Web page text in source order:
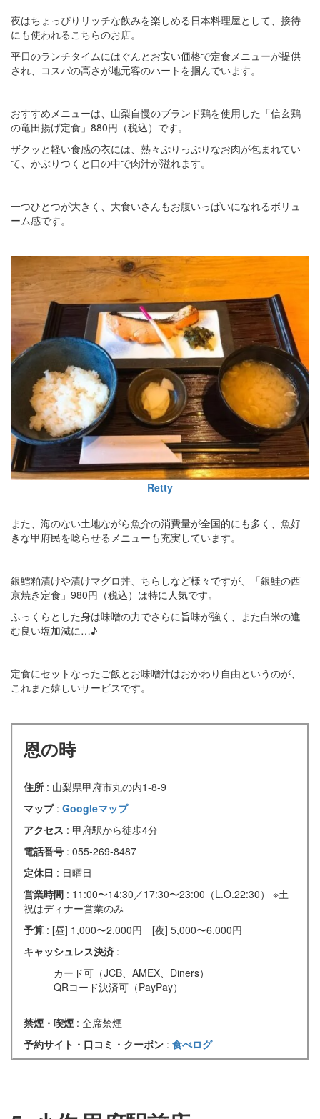
夜はちょっぴりリッチな飲みを楽しめる日本料理屋として、接待
にも使われるこちらのお店。
平日のランチタイムにはぐんとお安い価格で定食メニューが提供
され、コスパの高さが地元客のハートを掴んでいます。
おすすめメニューは、山梨自慢のブランド鶏を使用した「信玄鶏
の竜田揚げ定食」880円（税込）です。
ザクッと軽い食感の衣には、熱々ぷりっぷりなお肉が包まれてい
て、かぶりつくと口の中で肉汁が溢れます。
一つひとつが大きく、大食いさんもお腹いっぱいになれるボリュ
ーム感です。
Retty
また、海のない土地ながら魚介の消費量が全国的にも多く、魚好
きな甲府民を唸らせるメニューも充実しています。
銀鱈粕漬けや漬けマグロ丼、ちらしなど様々ですが、「銀鮭の西
京焼き定食」980円（税込）は特に人気です。
ふっくらとした身は味噌の力でさらに旨味が強く、また白米の進
む良い塩加減に…♪
定食にセットなったご飯とお味噌汁はおかわり自由というのが、
これまた嬉しいサービスです。
恩の時
住所 : 山梨県甲府市丸の内1-8-9
マップ : Googleマップ
アクセス : 甲府駅から徒歩4分
電話番号 : 055-269-8487
定休日 : 日曜日
営業時間 : 11:00〜14:30／17:30〜23:00（L.O.22:30） ※土
祝はディナー営業のみ
予算 : [昼] 1,000〜2,000円 [夜] 5,000〜6,000円
キャッシュレス決済 :
カード可（JCB、AMEX、Diners）
QRコード決済可（PayPay）
禁煙・喫煙 : 全席禁煙
予約サイト・口コミ・クーポン : 食べログ